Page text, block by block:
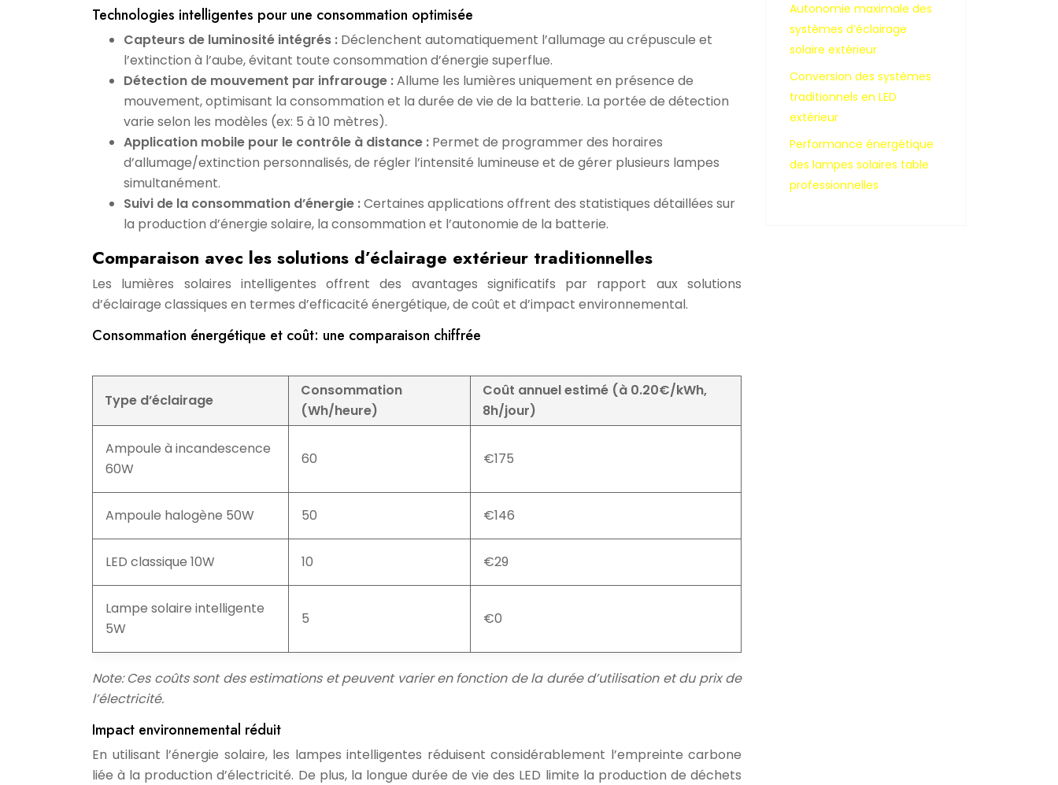
Technologies intelligentes pour une consommation optimisée
Capteurs de luminosité intégrés : Déclenchent automatiquement l’allumage au crépuscule et
l’extinction à l’aube, évitant toute consommation d’énergie superflue.
Détection de mouvement par infrarouge :Allume les lumières uniquement en présence de
mouvement, optimisant la consommation et la durée de vie de la batterie. La portée de détection
varie selon les modèles (ex: 5 à 10 mètres).
Application mobile pour le contrôle à distance : Permet de programmer des horaires
d’allumage/extinction personnalisés, de régler l’intensité lumineuse et de gérer plusieurs lampes
simultanément.
Suivi de la consommation d’énergie :Certaines applications offrent des statistiques détaillées sur
la production d’énergie solaire, la consommation et l’autonomie de la batterie.
Comparaison avec les solutions d’éclairage extérieur traditionnelles
Les lumières solaires intelligentes offrent des avantages significatifs par rapport aux solutions
d’éclairage classiques en termes d’efficacité énergétique, de coût et d’impact environnemental.
Consommation énergétique et coût: une comparaison chiffrée
Type d’éclairage
Consommation
(Wh/heure)
Coût annuel estimé (à 0.20€/kWh,
8h/jour)
Ampoule à incandescence
60W
60 €175
Ampoule halogène 50W 50 €146
LED classique 10W 10 €29
Lampe solaire intelligente
5W
5 €0
Note: Ces coûts sont des estimations et peuvent varier en fonction de la durée d’utilisation et du prix de
l’électricité.
Impact environnemental réduit
En utilisant l’énergie solaire, les lampes intelligentes réduisent considérablement l’empreinte carbone
liée à la production d’électricité. De plus, la longue durée de vie des LED limite la production de déchets
Autonomie maximale des
systèmes d’éclairage
solaire extérieur
Conversion des systèmes
traditionnels en LED
extérieur
Performance énergétique
des lampes solaires table
professionnelles